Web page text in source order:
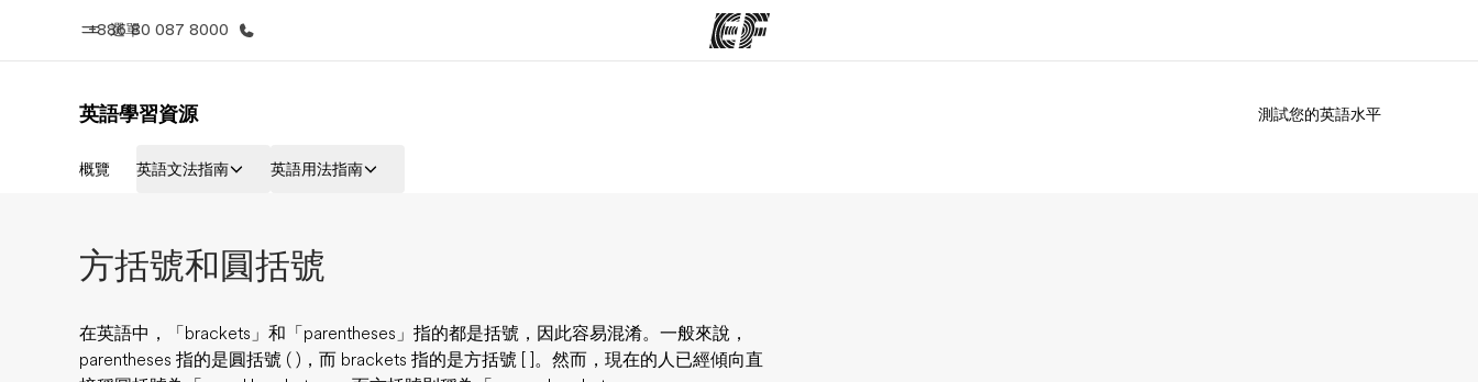
選單
+886 80 087 8000
首頁
英語學習資源 測試您的英語水平
概覽 英語文法指南 英語用法指南
方括號和圓括號
在英語中，「brackets」和「parentheses」指的都是括號，因此容易混淆。一般來說，
parentheses 指的是圓括號 ( )，而 brackets 指的是方括號 [ ]。然而，現在的人已經傾向直